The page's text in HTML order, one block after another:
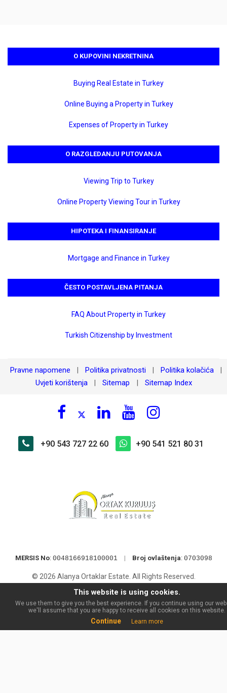
O KUPOVINI NEKRETNINA
Buying Real Estate in Turkey
Online Buying a Property in Turkey
Expenses of Property in Turkey
O RAZGLEDANJU PUTOVANJA
Viewing Trip to Turkey
Online Property Viewing Tour in Turkey
HIPOTEKA I FINANSIRANJE
Mortgage and Finance in Turkey
ČESTO POSTAVLJENA PITANJA
FAQ About Property in Turkey
Turkish Citizenship by Investment
Pravne napomene Politika privatnosti Politika kolačića
Uvjeti korištenja Sitemap Sitemap Index
+90 543 727 22 60 +90 541 521 80 31
MERSIS No: 0048166918100001 | Broj ovlaštenja: 0703098
© 2026 Alanya Ortaklar Estate. All Rights Reserved.
This website is using cookies.
We use them to give you the best experience. If you continue using our
we'll assume that you are happy to receive all cookies on this website.
Continue Learn more